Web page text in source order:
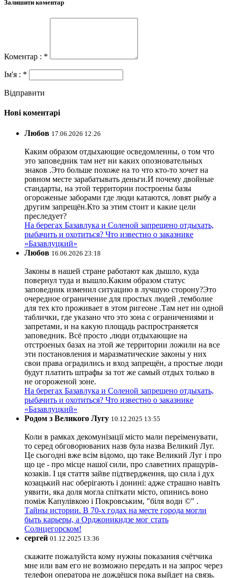
Залишити коментар
Коментар : *
Ім'я : *
Відправити
Нові коментарі
Любов 17.06.2026 12:26
Каким образом отдыхающие осведомленны, о том что
это заповедник там нет ни каких опозновательных
знаков .Это больше похоже на то что кто-то хочет на
ровном месте зарабатывать деньги.И почему двойные
стандарты, на этой территории построены базы
огороженые заборами где люди катаются, ловят рыбу а
другим запрещён.Кто за этим стоит и какие цели
преследует?
На берегах Базавлука и Соленой запрещено отдыхать,
рыбачить и охотиться? Что известно о заказнике
«Базавлуцкий»
Любов 16.06.2026 23:18
Законы в нашей стране работают как дышло, куда
повернул туда и вышло.Каким образом статус
заповедник изменил ситуацию в лучшую сторону?Это
очередное ограничение для простых людей ,темболие
для тех кто проживает в этом ригеоне .Там нет ни одной
таблички, где указано что это зона с ограничениями и
запретами, и на какую площадь распространяется
заповедник. Всё просто ,люди отдыхающие на
отстроеных базах на этой же территории ложили на все
эти постановления и маразматические законы у них
свои права оградились и вход запрещён, а простые люди
будут платить штрафы за тот же самый отдых только в
не огороженой зоне.
На берегах Базавлука и Соленой запрещено отдыхать,
рыбачить и охотиться? Что известно о заказнике
«Базавлуцкий»
Родом з Великого Лугу 10.12.2025 13:55
Коли в рамках декомунізації місто мали переіменувати,
то серед обговорюваних назв була назва Великий Луг.
Це сьогодні вже всім відомо, що таке Великий Луг і про
що це - про місце нашої сили, про славетних пращурів-
козаків. І ця стаття зайве підтвердження, що сила і дух
козацький нас оберігають і донині: адже страшно навіть
уявити, яка доля могла спіткати місто, опинись воно
поміж Капулівкою і Покровським, "біля води ©" .
Тайны истории. В 70-х годах на месте города могли
быть карьеры, а Орджоникидзе мог стать
Солнцегорском!
сергей 01.12.2025 13:36
скажите пожалуйста кому нужны показания счётчика
мне или вам его не возможно передать и на запрос через
телефон оператора не дождёшся пока выйдет на связь.